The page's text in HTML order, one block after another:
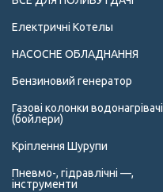
Електричні Котелы
НАСОСНЕ ОБЛАДНАННЯ
Бензиновий генератор
Газові колонки водонагрівачі
(бойлери)
Кріплення Шурупи
Пневмо-, гідравлічні —,
інструменти